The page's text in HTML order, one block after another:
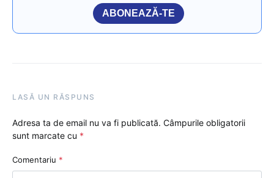
ABONEAZĂ-TE
LASĂ UN RĂSPUNS
Adresa ta de email nu va fi publicată. Câmpurile obligatorii
sunt marcate cu *
Comentariu *